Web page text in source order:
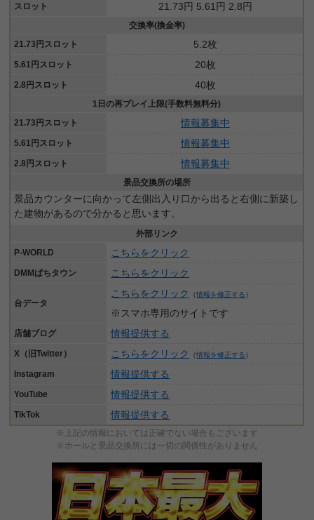
スロット
21.73円 5.61円 2.8円
交換率(換金率)
21.73円スロット
5.2枚
5.61円スロット 20枚
2.8円スロット 40枚
1日の再プレイ上限(手数料無料分)
21.73円スロット
情報募集中
5.61円スロット 情報募集中
2.8円スロット 情報募集中
景品交換所の場所
景品カウンターに向かって左側出入り口から出ると右側に新築し
た建物があるので分かると思います。
外部リンク
P-WORLD
こちらをクリック
DMMぱちタウン こちらをクリック
台データ
こちらをクリック （情報を修正する ）
※スマホ専用のサイトです
店舗ブログ 情報提供する
X（旧Twitter） こちらをクリック （情報を修正する ）
Instagram 情報提供する
YouTube 情報提供する
TikTok 情報提供する
※上記の情報においては正確でない場合もございます
※ホールと景品交換所には一切の関係性がありません